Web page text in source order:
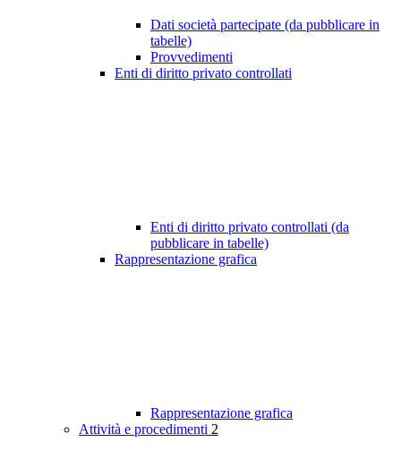
Dati società partecipate (da pubblicare in
tabelle)
Provvedimenti
Enti di diritto privato controllati
Enti di diritto privato controllati (da
pubblicare in tabelle)
Rappresentazione grafica
Rappresentazione grafica
Attività e procedimenti 2